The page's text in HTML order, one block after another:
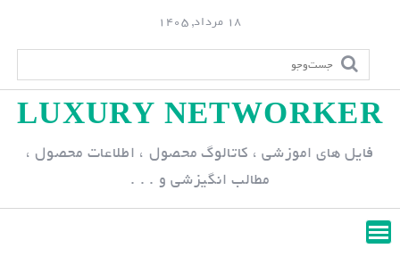
p
n
18 مرداد, 1405
LUXURY NETWORKER
فایل های اموزشی ، کاتالوگ محصول ، اطلاعات محصول ،
مطالب انگیزشی و . . .